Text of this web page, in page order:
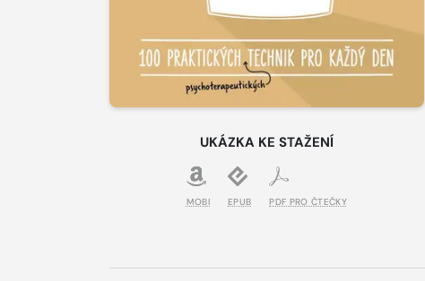
UKÁZKA KE STAŽENÍ
MOBI EPUB PDF PRO ČTEČKY